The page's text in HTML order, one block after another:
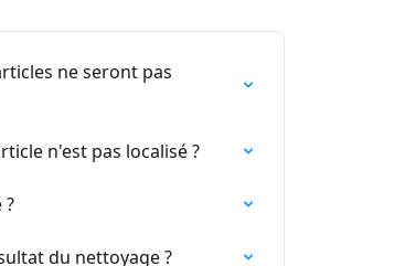
ne seront pas
n'est pas localisé ?
?
du nettoyage ?